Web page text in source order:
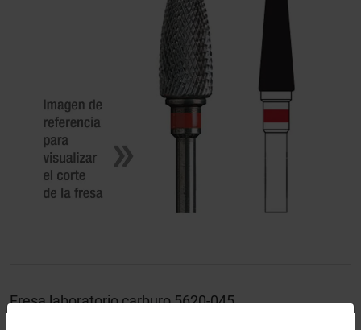
Fresa laboratorio carburo 5620-045